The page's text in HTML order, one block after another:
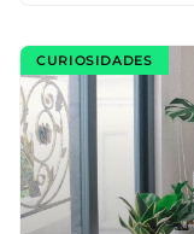
CURIOSIDADES